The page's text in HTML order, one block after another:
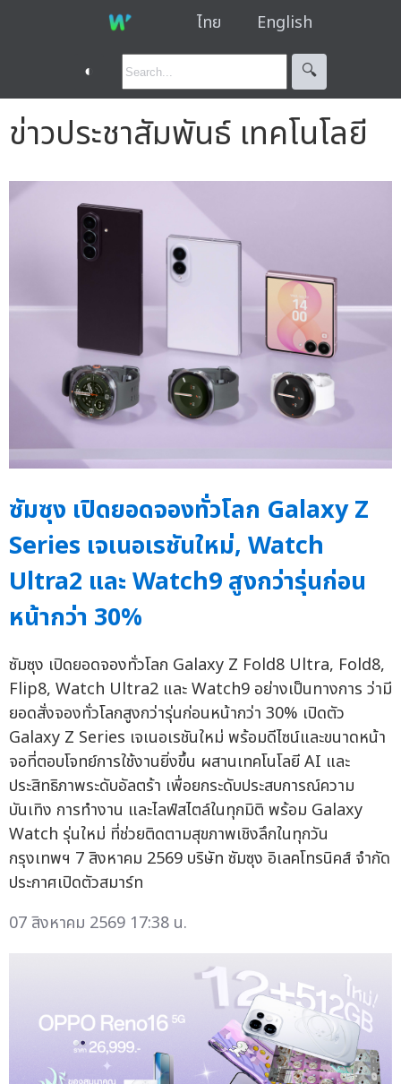
ไทย English
◐ 🔍︎
ข่าวประชาสัมพันธ์ เทคโนโลยี
ซัมซุง เปิดยอดจองทั่วโลก Galaxy Z
Series เจเนอเรชันใหม่, Watch
Ultra2 และ Watch9 สูงกว่ารุ่นก่อน
หน้ากว่า 30%
ซัมซุง เปิดยอดจองทั่วโลก Galaxy Z Fold8 Ultra, Fold8,
Flip8, Watch Ultra2 และ Watch9 อย่างเป็นทางการ ว่ามี
ยอดสั่งจองทั่วโลกสูงกว่ารุ่นก่อนหน้ากว่า 30% เปิดตัว
Galaxy Z Series เจเนอเรชันใหม่ พร้อมดีไซน์และขนาดหน้า
จอที่ตอบโจทย์การใช้งานยิ่งขึ้น ผสานเทคโนโลยี AI และ
ประสิทธิภาพระดับอัลตร้า เพื่อยกระดับประสบการณ์ความ
บันเทิง การทำงาน และไลฟ์สไตล์ในทุกมิติ พร้อม Galaxy
Watch รุ่นใหม่ ที่ช่วยติดตามสุขภาพเชิงลึกในทุกวัน
กรุงเทพฯ 7 สิงหาคม 2569 บริษัท ซัมซุง อิเลคโทรนิคส์ จำกัด
ประกาศเปิดตัวสมาร์ท
07 สิงหาคม 2569 17:38 น.